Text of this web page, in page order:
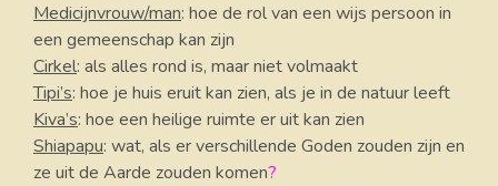
Medicijnvrouw/man: hoe de rol van een wijs persoon in
een gemeenschap kan zijn
Cirkel: als alles rond is, maar niet volmaakt
Tipi’s: hoe je huis eruit kan zien, als je in de natuur leeft
Kiva’s: hoe een heilige ruimte er uit kan zien
Shiapapu: wat, als er verschillende Goden zouden zijn en
ze uit de Aarde zouden komen?